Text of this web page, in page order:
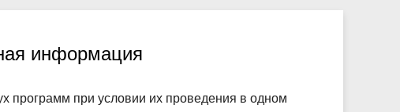
информация
программ при условии их проведения в одном